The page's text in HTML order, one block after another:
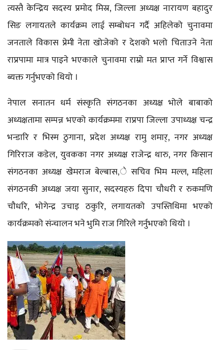
त्यस्तै केन्द्रिय सदस्य प्रमोद मिस्र, जिल्ला अध्यक्ष नारायण बहादुर
सिङ लगायतले कार्यक्रम लाई सम्बोधन गर्दै अहिलेको चुनावमा
जनताले विकास प्रेमी नेता खोजेको र देशको भलो चिताउने नेता
राप्रपामा मात्र पाइने भएकाले चुनावमा राम्रो मत प्राप्त गर्ने विश्वास
ब्यक्त गर्नुभएको थियो ।
नेपाल सनातन धर्म संस्कृति संगठनका अध्यक्ष भोले बाबाको
अध्यक्षतामा सम्पन्न भएको कार्यक्रममा राप्रपा जिल्ला उपाध्यक्ष चन्द्र
भन्डारि र भिस्म ठुगाना, प्रदेश अध्यक्ष रामु शमार्, नगर अध्यक्ष
गिरिराज कडेल, युवकका नगर अध्यक्ष राजेन्द्र थारु, नगर किसान
संगठनका अध्यक्ष खेमराज बेल्बास,े सचिव भिम मल्ल, महिला
संगठनकी अध्यक्ष जया सुनार, सदस्यहरु दिपा चौधरी र रुकमणि
चौधरि, भोगेन्द्र उचाइ ठकुरि, लगायतको उपस्तिथिमा भएको
कार्यक्रमको संन्चालन भने भुमि राज गिरिले गर्नुभएको थियो ।